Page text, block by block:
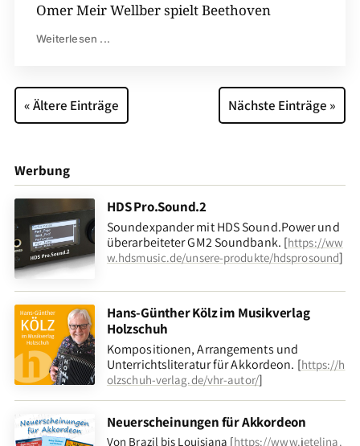
Omer Meir Wellber spielt Beethoven
Weiterlesen ...
« Ältere Einträge Nächste Einträge »
Werbung
HDS Pro.Sound.2
Soundexpander mit HDS Sound.Power und
überarbeiteter GM2 Soundbank. [https://ww
w.hdsmusic.de/unsere-produkte/hdsprosound]
Hans-Günther Kölz im Musikverlag
Holzschuh
Kompositionen, Arrangements und
Unterrichtsliteratur für Akkordeon. [https://h
olzschuh-verlag.de/vhr-autor/]
Neuerscheinungen für Akkordeon
Von Brazil bis Louisiana [https://www.jetelina.